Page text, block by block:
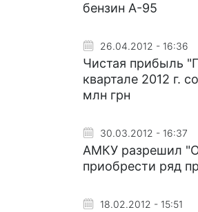
бензин А-95
26.04.2012 - 16:36
Чистая прибыль
квартале 2012 г.
млн грн
30.03.2012 - 16:37
АМКУ разрешил
приобрести ряд
18.02.2012 - 15:51